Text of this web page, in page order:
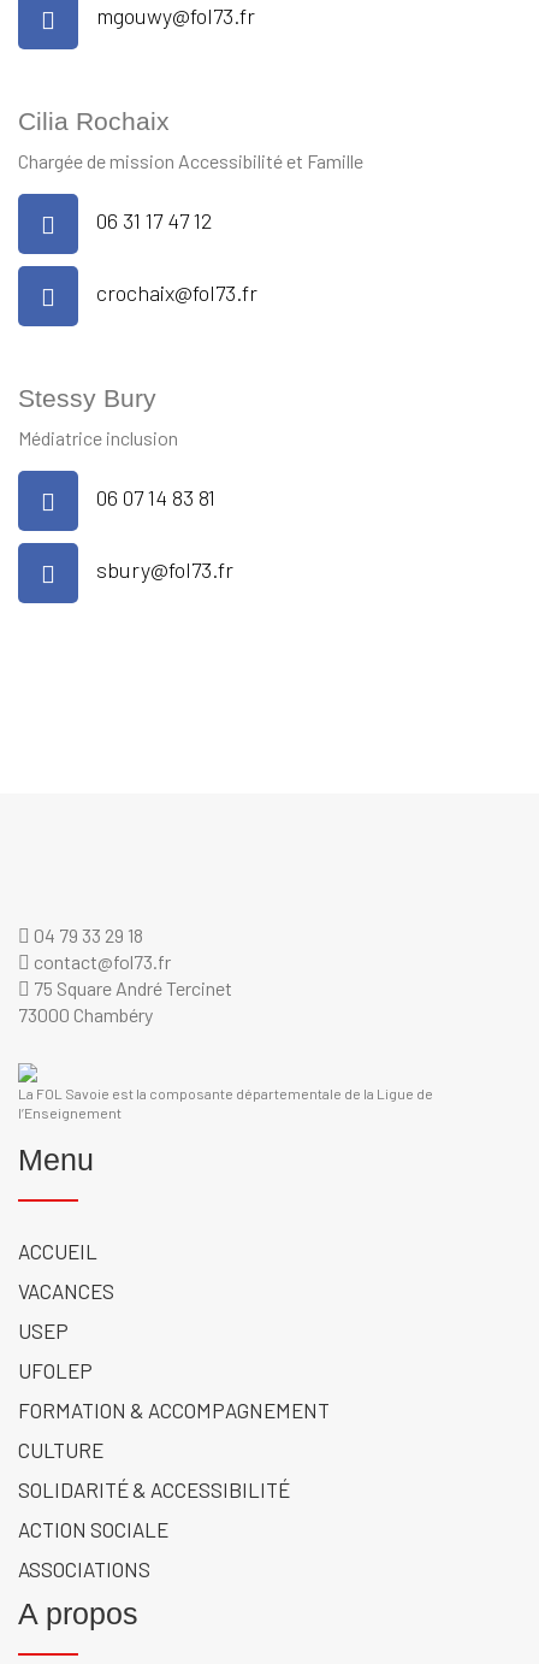
mgouwy@fol73.fr
Cilia Rochaix
Chargée de mission Accessibilité et Famille
06 31 17 47 12
crochaix@fol73.fr
Stessy Bury
Médiatrice inclusion
06 07 14 83 81
sbury@fol73.fr
04 79 33 29 18
contact@fol73.fr
75 Square André Tercinet
73000 Chambéry
La FOL Savoie est la composante départementale de la Ligue de
l’Enseignement
Menu
ACCUEIL
VACANCES
USEP
UFOLEP
FORMATION & ACCOMPAGNEMENT
CULTURE
SOLIDARITÉ & ACCESSIBILITÉ
ACTION SOCIALE
ASSOCIATIONS
A propos